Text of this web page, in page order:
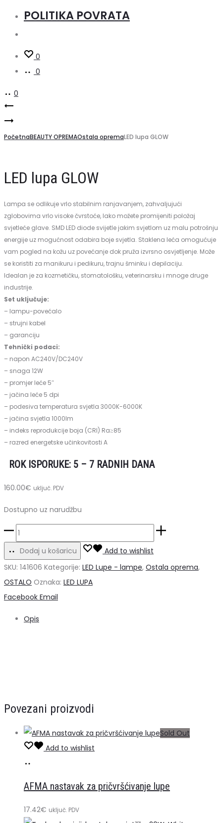
POLITIKA POVRATA
0
0
0
Product
navigation
lupa
stalkom
Elegante
LED
za
ploču
PočetnaBEAUTY OPREMAOstala opremaLED lupa GLOW
LED lupa GLOW
Lampa se odlikuje vrlo stabilnim ranjavanjem, zahvaljujući
zglobovima vrlo visoke čvrstoće, lako možete promijeniti položaj
svjetleće glave. SMD LED diode svijetle jakim svjetlom uz malu potrošnju
energije uz mogućnost odabira boje svjetla. Staklena leća omogućuje
vam pogled na kožu uz povećanje dok pruža izvrsno osvjetljenje. Može
se koristiti za manikuru i pedikuru, trajnu šminku i depilaciju.
Idealan je za kozmetičku, stomatološku, veterinarsku i mnoge druge
industrije.
Set uključuje:
– lampu-povećalo
– strujni kabel
– garanciju
Tehnički podaci:
– napon AC240V/DC240V
– snaga 12W
– promjer leće 5″
– jačina leće 5 dpi
– podesiva temperatura svjetla 3000K-6000K
– jačina svjetla 1000lm
– indeks reprodukcije boja (CRI) Ra≥85
– razred energetske učinkovitosti A
ROK ISPORUKE: 5 – 7 RADNIH DANA
160.00€ uključ. PDV
Dostupno uz narudžbu
LED
lupa
GLOW
Dodaj u košaricu
Add to wishlist
SKU: 141606 Kategorije: LED Lupe - lampe, Ostala oprema,
OSTALO Oznaka: LED LUPA
Share
Facebook Email
Opis
Povezani proizvodi
Sold Out
Add to wishlist
AFMA nastavak za pričvršćivanje lupe
17.42€ uključ. PDV